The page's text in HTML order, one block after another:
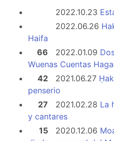
2022.10.23
2022.06.26
Haifa
66
2022.01.09
Wuenas Cuentas
42
2021.06.27
penserio
27
2021.02.28 La
y cantares
15
2020.12.06